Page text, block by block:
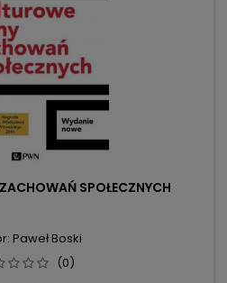
SPOŁECZNYCH
Paweł Boski
(0)